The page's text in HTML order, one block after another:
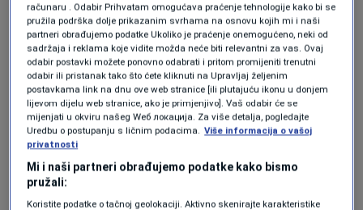
Hrvatski portali tvrde da je spriječen
sukob navijača BiH i Hrvatske, MUP
SBK za N1: Nije bilo incidenta
NOGOMET|13. jun.
Inženjeri žele probiti kontinent
ogromnim kanalom od 2.400
kilometara kako bi doveli vodu iz
druge najveće rijeke na svijetu do
TEHNOLOGIJA 11. jun.
računaru . Odabir Prihvatam omogućava praćenje tehnologije kako bi se
pružila podrška dolje prikazanim svrhama na osnovu kojih mi i naši
partneri obrađujemo podatke Ukoliko je praćenje onemogućeno, neki od
sadržaja i reklama koje vidite možda neće biti relevantni za vas. Ovaj
odabir postavki možete ponovno odabrati i pritom promijeniti trenutni
odabir ili pristanak tako što ćete kliknuti na Upravljaj željenim
postavkama link na dnu ove web stranice [ili plutajuću ikonu u donjem
lijevom dijelu web stranice, ako je primjenjivo]. Vaš odabir će se
mijenjati u okviru našeg Wеб локација. Za više detalja, pogledajte
Uredbu o postupanju s ličnim podacima. Više informacija o vašoj
privatnosti
Mi i naši partneri obrađujemo podatke kako bismo
pružali:
Koristite podatke o tačnoj geolokaciji. Aktivno skenirajte karakteristike